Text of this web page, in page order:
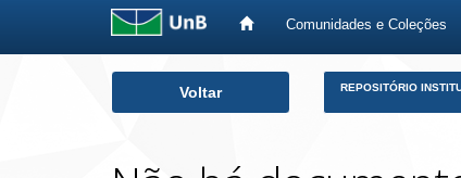
Comunidades e Coleções
Voltar REPOSITÓRIO